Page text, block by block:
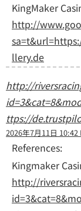
KingMaker
http://
llery.de
http://
ttps://
2026年7月11日 10:42
References:
Kingmaker
http://